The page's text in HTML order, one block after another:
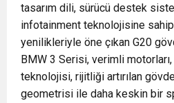
tasarım dili, sürücü destek
infotainment teknolojisine
yenilikleriyle öne çıkan G20
BMW 3 Serisi, verimli
teknolojisi, rijitliği artırılan
geometrisi ile daha keskin bir